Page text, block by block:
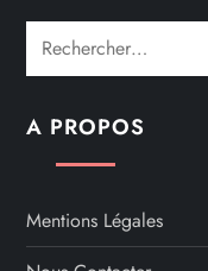
Rechercher :
A PROPOS
Mentions Légales